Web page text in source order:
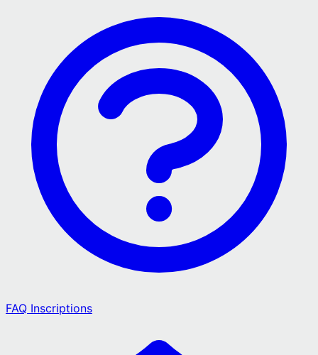
FAQ Inscriptions